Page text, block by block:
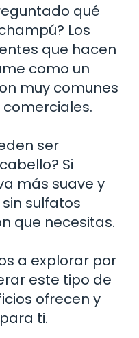
qué
Los
que hacen
como un
muy comunes
ser
Si
más suave y
sulfatos
que necesitas.
a explorar por
este tipo de
ofrecen y
ti.